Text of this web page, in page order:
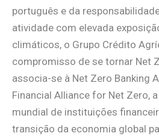
português e da
atividade com elevada
climáticos, o Grupo Crédito
compromisso de se tornar Net
associa-se à Net Zero Banking
Financial Alliance for Net Zero,
mundial de instituições
transição da economia global